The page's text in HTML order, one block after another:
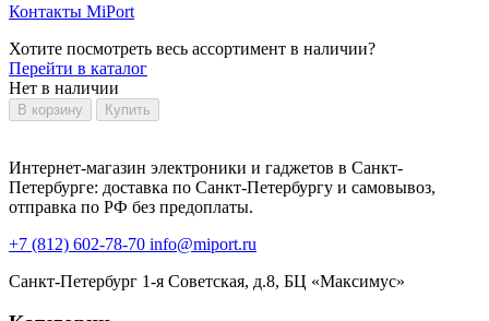
Контакты MiPort
Хотите посмотреть весь ассортимент в наличии?
Перейти в каталог
Нет в наличии
В корзину Купить
Интернет-магазин электроники и гаджетов в Санкт-
Петербурге: доставка по Санкт-Петербургу и самовывоз,
отправка по РФ без предоплаты.
+7 (812) 602-78-70 info@miport.ru
Санкт-Петербург 1-я Советская, д.8, БЦ «Максимус»